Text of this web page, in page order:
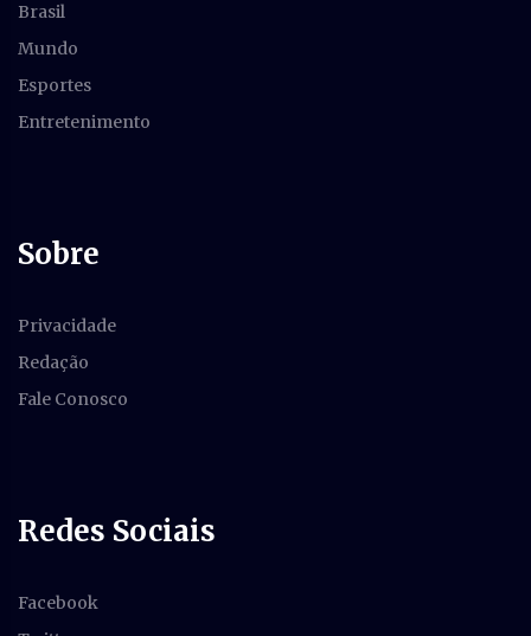
Brasil
Mundo
Esportes
Entretenimento
Sobre
Privacidade
Redação
Fale Conosco
Redes Sociais
Facebook